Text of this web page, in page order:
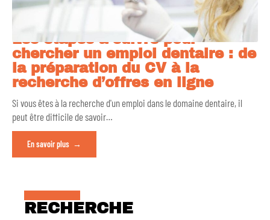
Les étapes à suivre pour
chercher un emploi dentaire : de
la préparation du CV à la
recherche d’offres en ligne
Si vous êtes à la recherche d'un emploi dans le domaine dentaire, il
peut être difficile de savoir…
En savoir plus
RECHERCHE